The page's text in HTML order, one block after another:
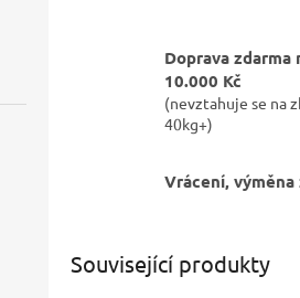
Doprava zdarma
10.000 Kč
(nevztahuje se na
40kg+)
Vrácení, výměna
Související produkty